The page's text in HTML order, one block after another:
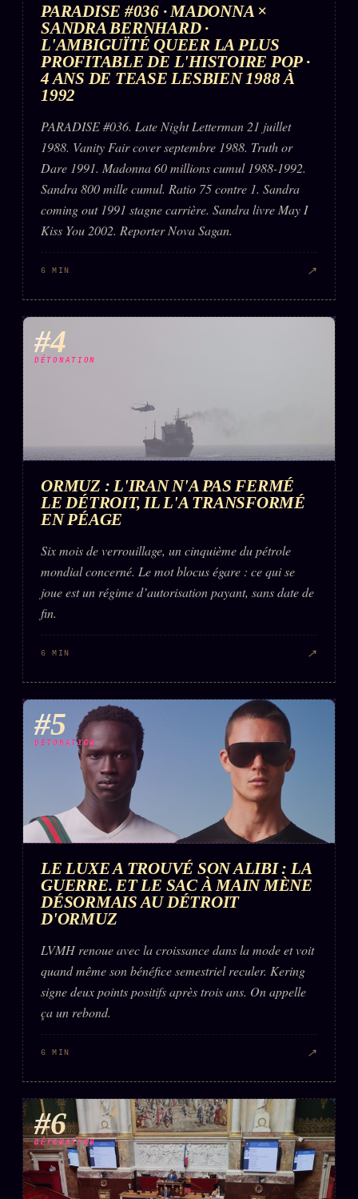
PARADISE #036 · MADONNA ×
SANDRA BERNHARD ·
L'AMBIGUÏTÉ QUEER LA PLUS
PROFITABLE DE L'HISTOIRE POP ·
4 ANS DE TEASE LESBIEN 1988 À
1992
PARADISE #036. Late Night Letterman 21 juillet
1988. Vanity Fair cover septembre 1988. Truth or
Dare 1991. Madonna 60 millions cumul 1988-1992.
Sandra 800 mille cumul. Ratio 75 contre 1. Sandra
coming out 1991 stagne carrière. Sandra livre May I
Kiss You 2002. Reporter Nova Sagan.
6 MIN ↗
#4
DÉTONATION
ORMUZ : L'IRAN N'A PAS FERMÉ
LE DÉTROIT, IL L'A TRANSFORMÉ
EN PÉAGE
Six mois de verrouillage, un cinquième du pétrole
mondial concerné. Le mot blocus égare : ce qui se
joue est un régime d’autorisation payant, sans date de
fin.
6 MIN ↗
#5
DÉTONATION
LE LUXE A TROUVÉ SON ALIBI : LA
GUERRE. ET LE SAC À MAIN MÈNE
DÉSORMAIS AU DÉTROIT
D'ORMUZ
LVMH renoue avec la croissance dans la mode et voit
quand même son bénéfice semestriel reculer. Kering
signe deux points positifs après trois ans. On appelle
ça un rebond.
6 MIN ↗
#6
DÉTONATION